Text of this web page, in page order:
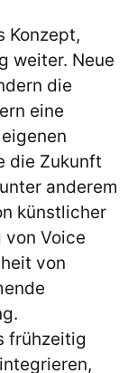
Konzept,
weiter. Neue
die
eine
die Zukunft
anderem
künstlicher
von Voice
von
frühzeitig